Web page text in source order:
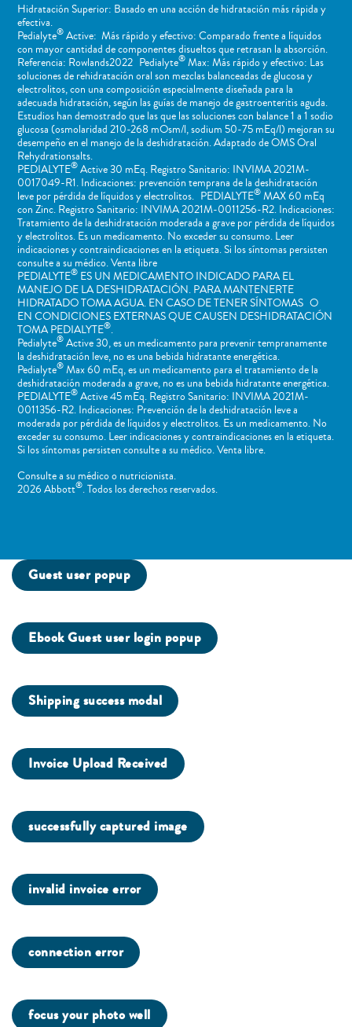
Hidratación Superior: Basado en una acción de hidratación más rápida y
efectiva.
Pedialyte®Active: Más rápido y efectivo: Comparado frente a líquidos
con mayor cantidad de componentes disueltos que retrasan la absorción.
Referencia: Rowlands2022 Pedialyte®Max: Más rápido y efectivo: Las
soluciones de rehidratación oral son mezclas balanceadas de glucosa y
electrolitos, con una composición especialmente diseñada para la
adecuada hidratación, según las guías de manejo de gastroenteritis aguda.
Estudios han demostrado que las que las soluciones con balance 1 a 1 sodio
glucosa (osmolaridad 210-268 mOsm/l, sodium 50-75 mEq/l) mejoran su
desempeño en el manejo de la deshidratación. Adaptado de OMS Oral
Rehydrationsalts.
PEDIALYTE®Active 30 mEq. Registro Sanitario: INVIMA 2021M-
0017049-R1. Indicaciones: prevención temprana de la deshidratación
leve por pérdida de líquidos y electrolitos. PEDIALYTE®MAX 60 mEq
con Zinc. Registro Sanitario: INVIMA 2021M-0011256-R2. Indicaciones:
Tratamiento de la deshidratación moderada a grave por pérdida de líquidos
y electrolitos. Es un medicamento. No exceder su consumo. Leer
indicaciones y contraindicaciones en la etiqueta. Si los síntomas persisten
consulte a su médico. Venta libre
PEDIALYTE®ES UN MEDICAMENTO INDICADO PARA EL
MANEJO DE LA DESHIDRATACIÓN. PARA MANTENERTE
HIDRATADO TOMA AGUA. EN CASO DE TENER SÍNTOMAS O
EN CONDICIONES EXTERNAS QUE CAUSEN DESHIDRATACIÓN
TOMA PEDIALYTE®.
Pedialyte®Active 30, es un medicamento para prevenir tempranamente
la deshidratación leve, no es una bebida hidratante energética.
Pedialyte®Max 60 mEq, es un medicamento para el tratamiento de la
deshidratación moderada a grave, no es una bebida hidratante energética.
PEDIALYTE®Active 45 mEq. Registro Sanitario: INVIMA 2021M-
0011356-R2. Indicaciones: Prevención de la deshidratación leve a
moderada por pérdida de líquidos y electrolitos. Es un medicamento. No
exceder su consumo. Leer indicaciones y contraindicaciones en la etiqueta.
Si los síntomas persisten consulte a su médico. Venta libre.
Consulte a su médico o nutricionista.
2026 Abbott®. Todos los derechos reservados.
Guest user popup
Ebook Guest user login popup
Shipping success modal
Invoice Upload Received
successfully captured image
invalid invoice error
connection error
focus your photo well